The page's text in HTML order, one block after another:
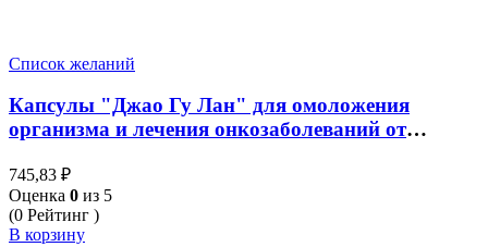
Список желаний
Капсулы "Джао Гу Лан" для омоложения
организма и лечения онкозаболеваний от
745,83 ₽
Оценка 0 из 5
(0 Рейтинг )
В корзину